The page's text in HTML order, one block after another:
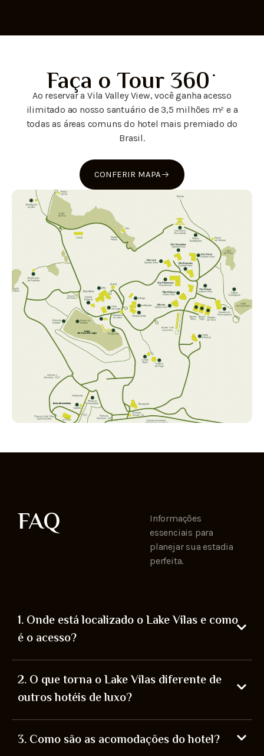
Faça o Tour 360º
Ao reservar a Vila Valley View, você ganha acesso
ilimitado ao nosso santuário de 3,5 milhões m² e a
todas as áreas comuns do hotel mais premiado do
Brasil.
CONFERIR MAPA
FAQ
Informações
essenciais para
planejar sua estadia
perfeita.
1. Onde está localizado o Lake Vilas e como
é o acesso?
2. O que torna o Lake Vilas diferente de
outros hotéis de luxo?
3. Como são as acomodações do hotel?